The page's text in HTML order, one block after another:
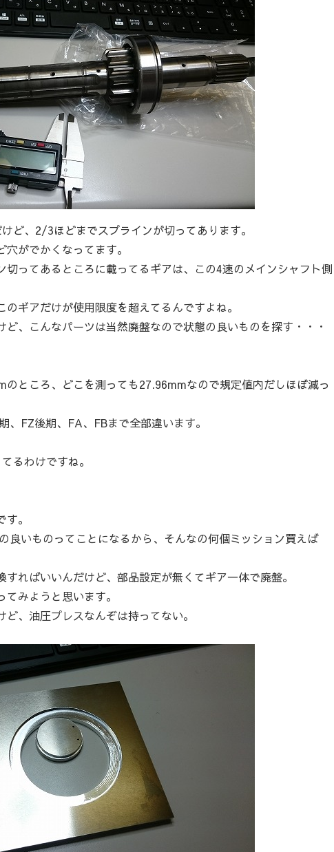
ど、2/3ほどまでスプラインが切ってあります。
がでかくなってます。
ってあるところに載ってるギアは、この4速のメインシャフト側
ギアだけが使用限度を超えてるんですよね。
、こんなパーツは当然廃盤なので状態の良いものを探す・・・
ところ、どこを測っても27.96mmなので規定値内だしほぼ減っ
FZ後期、FA、FBまで全部違います。
るわけですね。
。
良いものってことになるから、そんなの何個ミッション買えば
ればいいんだけど、部品設定が無くてギア一体で廃盤。
みようと思います。
、油圧プレスなんぞは持ってない。